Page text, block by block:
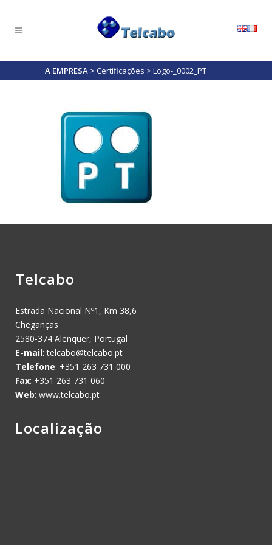
A EMPRESA > Certificações > Logo-_0002_PT
Telcabo
Estrada Nacional Nº1, Km 38,6
Cheganças
2580-374 Alenquer, Portugal
E-mail:telcabo@telcabo.pt
Telefone: +351 263 731 000
Fax: +351 263 731 060
Web: www.telcabo.pt
Localização